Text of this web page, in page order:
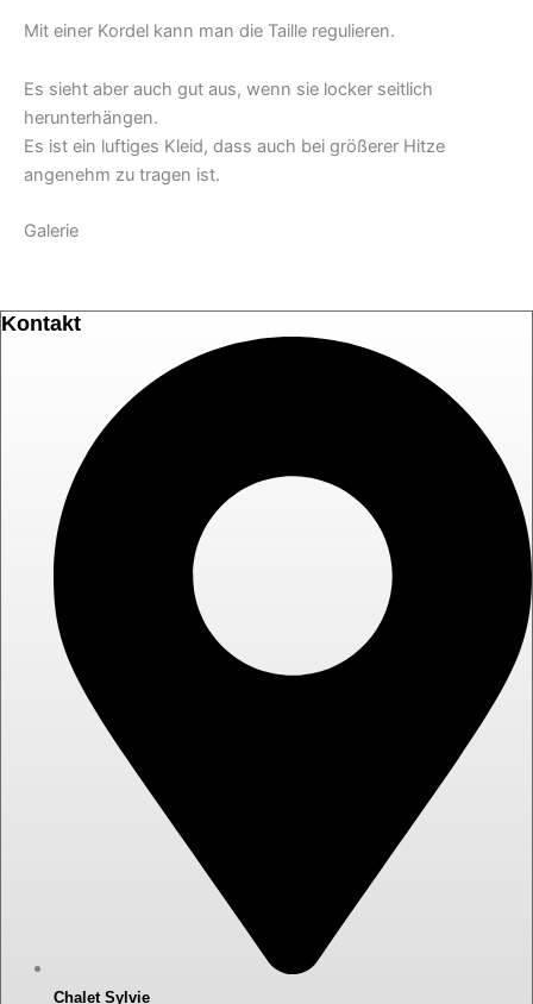
Mit einer Kordel kann man die Taille regulieren.
Es sieht aber auch gut aus, wenn sie locker seitlich
herunterhängen.
Es ist ein luftiges Kleid, dass auch bei größerer Hitze
angenehm zu tragen ist.
Galerie
Kontakt
Chalet Sylvie